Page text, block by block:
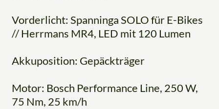
Vorderlicht: Spanninga SOLO für E-Bikes
// Herrmans MR4, LED mit 120 Lumen
Akkuposition: Gepäckträger
Motor: Bosch Performance Line, 250 W,
75 Nm, 25 km/h